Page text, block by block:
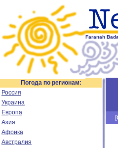
Faranah
Погода по регионам:
Россия
Украина
Европа
Азия
Африка
Австралия
[